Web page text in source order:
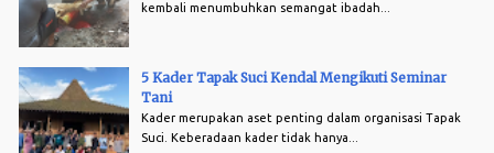
kembali menumbuhkan semangat ibadah...
5 Kader Tapak Suci Kendal Mengikuti Seminar
Tani
Kader merupakan aset penting dalam organisasi Tapak
Suci. Keberadaan kader tidak hanya...